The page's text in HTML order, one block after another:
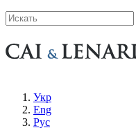
Укр
Eng
Рус